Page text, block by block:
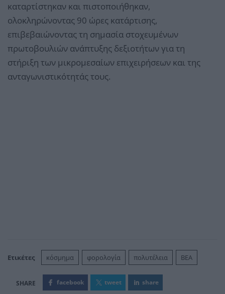
καταρτίστηκαν και πιστοποιήθηκαν,
ολοκληρώνοντας 90 ώρες κατάρτισης,
επιβεβαιώνοντας τη σημασία στοχευμένων
πρωτοβουλιών ανάπτυξης δεξιοτήτων για τη
στήριξη των μικρομεσαίων επιχειρήσεων και της
ανταγωνιστικότητάς τους.
Ετικέτες κόσμημα φορολογία πολυτέλεια ΒΕΑ
facebook tweet share